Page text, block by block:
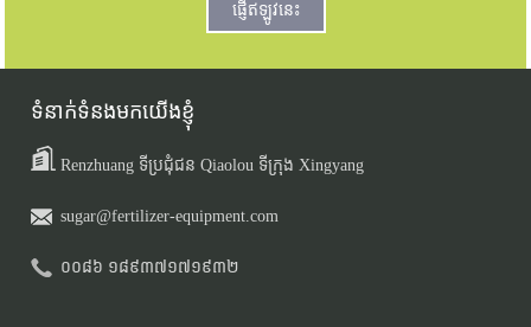
ផ្ញើឥឡូវនេះ
ទំនាក់ទំនងមកយើងខ្ញុំ
Renzhuang ទីប្រជុំជន Qiaolou ទីក្រុង Xingyang
sugar@fertilizer-equipment.com
០០៨៦ ១៨៩៣៧១៧១៩៣២